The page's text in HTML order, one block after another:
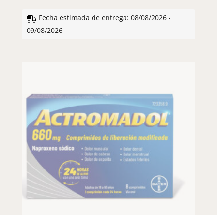
Fecha estimada de entrega: 08/08/2026 -
09/08/2026